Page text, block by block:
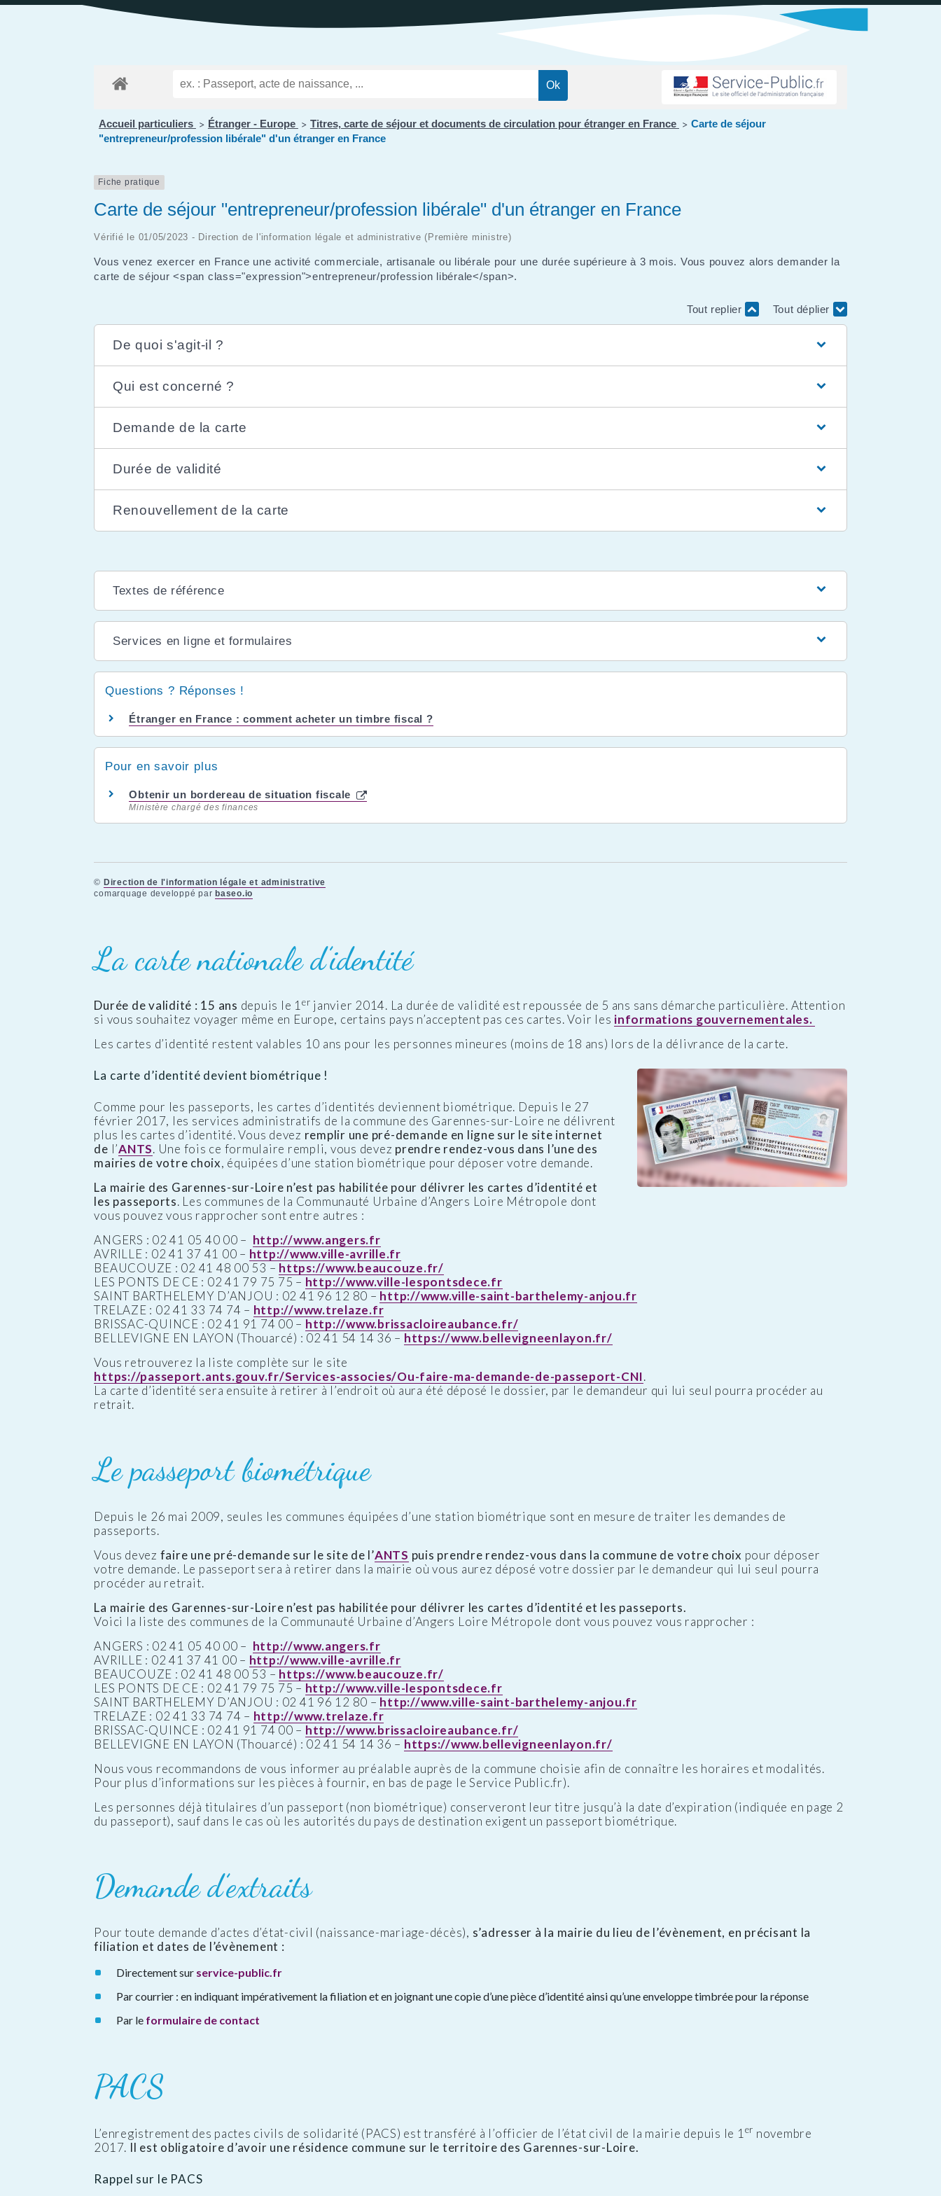
des Enfants
Les services aux
(EHPAD et Résidence
autonomie)
Réglementation
des nuisances
Transports et
Cimetières
Agenda
Patrimoine
Présentation des ENS
Accueil particuliers > Étranger - Europe > Titres, carte de séjour et documents de circulation pour étranger en France > Carte de séjour
"entrepreneur/profession libérale" d'un étranger en France
Fiche pratique
Carte de séjour "entrepreneur/profession libérale" d'un étranger en France
Vérifié le 01/05/2023 - Direction de l'information légale et administrative (Première ministre)
Vous venez exercer en France une activité commerciale, artisanale ou libérale pour une durée supérieure à 3 mois. Vous pouvez alors demander la
carte de séjour <span class="expression">entrepreneur/profession libérale</span>.
Tout replier Tout déplier
De quoi s'agit-il ?
Qui est concerné ?
Demande de la carte
Durée de validité
Renouvellement de la carte
Textes de référence
Services en ligne et formulaires
Questions ? Réponses !
Étranger en France : comment acheter un timbre fiscal ?
Pour en savoir plus
Obtenir un bordereau de situation fiscale
Ministère chargé des finances
© Direction de l'information légale et administrative
comarquage developpé par baseo.io
La carte nationale d’identité
Durée de validité : 15 ans depuis le 1 er janvier 2014. La durée de validité est repoussée de 5 ans sans démarche particulière. Attention
si vous souhaitez voyager même en Europe, certains pays n’acceptent pas ces cartes. Voir les informations gouvernementales.
Les cartes d’identité restent valables 10 ans pour les personnes mineures (moins de 18 ans) lors de la délivrance de la carte.
La carte d’identité devient biométrique !
Comme pour les passeports, les cartes d’identités deviennent biométrique. Depuis le 27
février 2017, les services administratifs de la commune des Garennes-sur-Loire ne délivrent
plus les cartes d’identité. Vous devez remplir une pré-demande en ligne sur le site internet
de l’ANTS. Une fois ce formulaire rempli, vous devez prendre rendez-vous dans l’une des
mairies de votre choix, équipées d’une station biométrique pour déposer votre demande.
La mairie des Garennes-sur-Loire n’est pas habilitée pour délivrer les cartes d’identité et
les passeports. Les communes de la Communauté Urbaine d’Angers Loire Métropole dont
vous pouvez vous rapprocher sont entre autres :
ANGERS : 02 41 05 40 00 – http://www.angers.fr
AVRILLE : 02 41 37 41 00 – http://www.ville-avrille.fr
BEAUCOUZE : 02 41 48 00 53 – https://www.beaucouze.fr/
LES PONTS DE CE : 02 41 79 75 75 – http://www.ville-lespontsdece.fr
SAINT BARTHELEMY D’ANJOU : 02 41 96 12 80 – http://www.ville-saint-barthelemy-anjou.fr
TRELAZE : 02 41 33 74 74 – http://www.trelaze.fr
BRISSAC-QUINCE : 02 41 91 74 00 – http://www.brissacloireaubance.fr/
BELLEVIGNE EN LAYON (Thouarcé) : 02 41 54 14 36 – https://www.bellevigneenlayon.fr/
Vous retrouverez la liste complète sur le site
https://passeport.ants.gouv.fr/Services-associes/Ou-faire-ma-demande-de-passeport-CNI.
La carte d’identité sera ensuite à retirer à l’endroit où aura été déposé le dossier, par le demandeur qui lui seul pourra procéder au
retrait.
Le passeport biométrique
Depuis le 26 mai 2009, seules les communes équipées d’une station biométrique sont en mesure de traiter les demandes de
passeports.
Vous devez faire une pré-demande sur le site de l’ANTS puis prendre rendez-vous dans la commune de votre choix pour déposer
votre demande. Le passeport sera à retirer dans la mairie où vous aurez déposé votre dossier par le demandeur qui lui seul pourra
procéder au retrait.
La mairie des Garennes-sur-Loire n’est pas habilitée pour délivrer les cartes d’identité et les passeports.
Voici la liste des communes de la Communauté Urbaine d’Angers Loire Métropole dont vous pouvez vous rapprocher :
ANGERS : 02 41 05 40 00 – http://www.angers.fr
AVRILLE : 02 41 37 41 00 – http://www.ville-avrille.fr
BEAUCOUZE : 02 41 48 00 53 – https://www.beaucouze.fr/
LES PONTS DE CE : 02 41 79 75 75 – http://www.ville-lespontsdece.fr
SAINT BARTHELEMY D’ANJOU : 02 41 96 12 80 – http://www.ville-saint-barthelemy-anjou.fr
TRELAZE : 02 41 33 74 74 – http://www.trelaze.fr
BRISSAC-QUINCE : 02 41 91 74 00 – http://www.brissacloireaubance.fr/
BELLEVIGNE EN LAYON (Thouarcé) : 02 41 54 14 36 – https://www.bellevigneenlayon.fr/
Nous vous recommandons de vous informer au préalable auprès de la commune choisie afin de connaître les horaires et modalités.
Pour plus d’informations sur les pièces à fournir, en bas de page le Service Public.fr).
Les personnes déjà titulaires d’un passeport (non biométrique) conserveront leur titre jusqu’à la date d’expiration (indiquée en page 2
du passeport), sauf dans le cas où les autorités du pays de destination exigent un passeport biométrique.
Demande d’extraits
Pour toute demande d’actes d’état-civil (naissance-mariage-décès), s’adresser à la mairie du lieu de l’évènement, en précisant la
filiation et dates de l’évènement :
Directement sur service-public.fr
Par courrier : en indiquant impérativement la filiation et en joignant une copie d’une pièce d’identité ainsi qu’une enveloppe timbrée pour la réponse
Par le formulaire de contact
PACS
L’enregistrement des pactes civils de solidarité (PACS) est transféré à l’officier de l’état civil de la mairie depuis le 1 er novembre
2017. Il est obligatoire d’avoir une résidence commune sur le territoire des Garennes-sur-Loire.
Rappel sur le PACS